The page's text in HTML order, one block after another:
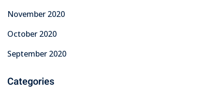
November 2020
October 2020
September 2020
Categories